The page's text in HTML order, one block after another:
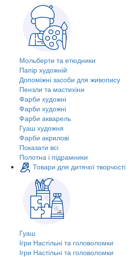
Мольберти та етюдники
Папір художній
Допоміжні засоби для живопису
Пензли та мастихіни
Фарби художні
Фарби художні
Фарби акварель
Гуаш художня
Фарби акрилові
Показати всі
Полотна і підрамники
Товари для дитячої творчості
Гуаш
Ігри Настільні та головоломки
Ігри Настільні та головоломки